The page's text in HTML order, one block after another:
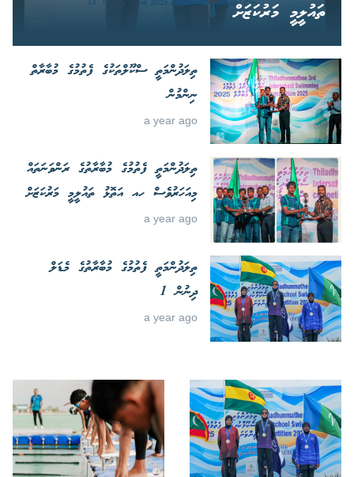
ތައުލީމީ މަރުކަޒަށް
ތިލަދުންމަތީ ސްކޫލްތަކުގެ ފެތުމުގެ މުބާރާތް
ނިންމުން
a year ago
ތިލަދުންމަތީ ފެތުމުގެ މުބާރާތުގެ ރަންވަނަތައް
މިއަހަރުވެސް ހއ އަތޮޅު ތައުލީމީ މަރުކަޒަށް
a year ago
ތިލަދުންމަތީ ފެތުމުގެ މުބާރާތުގެ މެޑަލް
ދިނުން 1
a year ago